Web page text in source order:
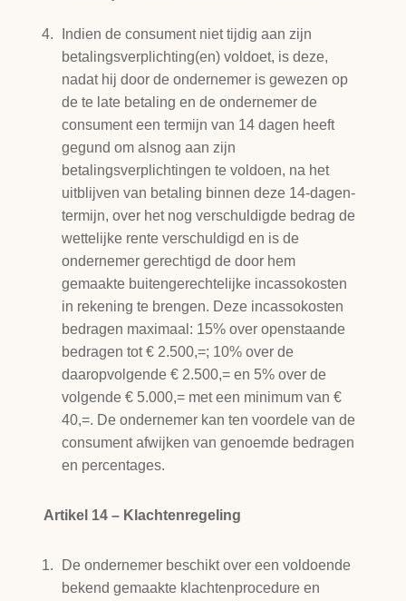
Indien de consument niet tijdig aan zijn
betalingsverplichting(en) voldoet, is deze,
nadat hij door de ondernemer is gewezen op
de te late betaling en de ondernemer de
consument een termijn van 14 dagen heeft
gegund om alsnog aan zijn
betalingsverplichtingen te voldoen, na het
uitblijven van betaling binnen deze 14-dagen-
termijn, over het nog verschuldigde bedrag de
wettelijke rente verschuldigd en is de
ondernemer gerechtigd de door hem
gemaakte buitengerechtelijke incassokosten
in rekening te brengen. Deze incassokosten
bedragen maximaal: 15% over openstaande
bedragen tot € 2.500,=; 10% over de
daaropvolgende € 2.500,= en 5% over de
volgende € 5.000,= met een minimum van €
40,=. De ondernemer kan ten voordele van de
consument afwijken van genoemde bedragen
en percentages.
Artikel 14 – Klachtenregeling
De ondernemer beschikt over een voldoende
bekend gemaakte klachtenprocedure en